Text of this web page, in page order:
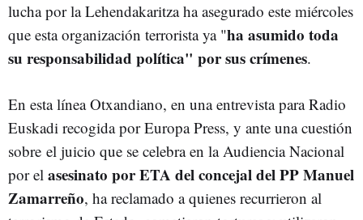
lucha por la Lehendakaritza ha asegurado este miércoles
que esta organización terrorista ya "ha asumido toda
su responsabilidad política" por sus crímenes.
En esta línea Otxandiano, en una entrevista para Radio
Euskadi recogida por Europa Press, y ante una cuestión
sobre el juicio que se celebra en la Audiencia Nacional
por el asesinato por ETA del concejal del PP Manuel
Zamarreño, ha reclamado a quienes recurrieron al